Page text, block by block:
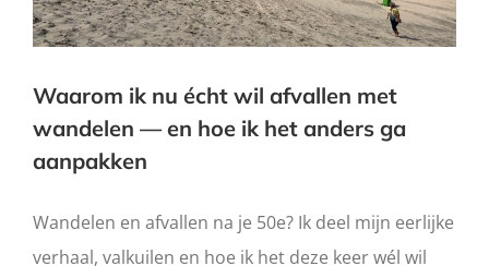
Waarom ik nu écht wil afvallen met
wandelen — en hoe ik het anders ga
aanpakken
Wandelen en afvallen na je 50e? Ik deel mijn eerlijke
verhaal, valkuilen en hoe ik het deze keer wél wil